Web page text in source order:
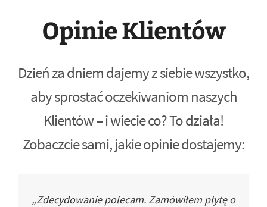
Opinie Klientów
Dzień za dniem dajemy z siebie wszystko,
aby sprostać oczekiwaniom naszych
Klientów – i wiecie co? To działa!
Zobaczcie sami, jakie opinie dostajemy:
„Zdecydowanie polecam. Zamówiłem płytę o